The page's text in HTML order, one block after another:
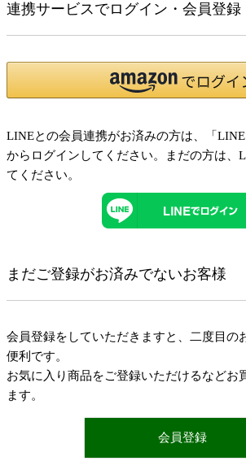
連携サービスでログイン・会員登録
LINEとの会員連携がお済みの方は、「
からログインしてください。まだの方は、
てください。
まだご登録がお済みでないお客様
会員登録をしていただきますと、二度目の
便利です。
お気に入り商品をご登録いただけるなどお
ます。
会員登録